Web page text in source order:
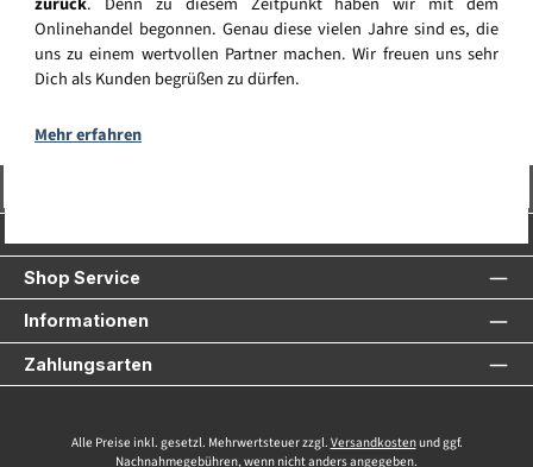
Onlinehandel begonnen. Genau diese vielen Jahre sind es, die
uns zu einem wertvollen Partner machen. Wir freuen uns sehr
Dich als Kunden begrüßen zu dürfen.
Mehr erfahren
Shop Service
Informationen
Zahlungsarten
Alle Preise inkl. gesetzl. Mehrwertsteuer zzgl. Versandkostenund ggf.
Nachnahmegebühren, wenn nicht anders angegeben.